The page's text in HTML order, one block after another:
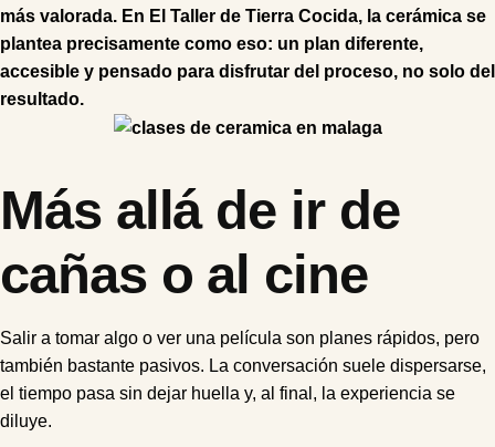
más valorada. En El Taller de Tierra Cocida, la cerámica se
plantea precisamente como eso: un plan diferente,
accesible y pensado para disfrutar del proceso, no solo del
resultado.
Más allá de ir de
cañas o al cine
Salir a tomar algo o ver una película son planes rápidos, pero
también bastante pasivos. La conversación suele dispersarse,
el tiempo pasa sin dejar huella y, al final, la experiencia se
diluye.